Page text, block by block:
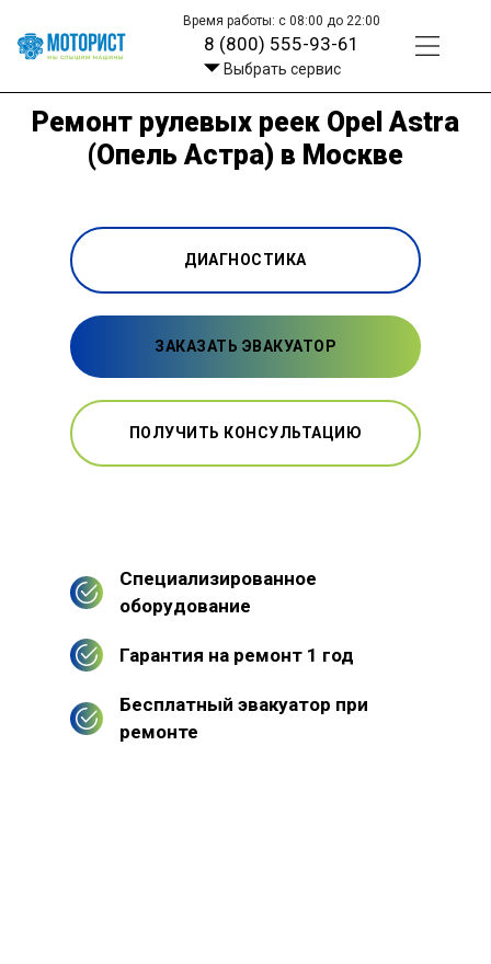
Время работы: с 08:00 до 22:00
8 (800) 555-93-61
Выбрать сервис
Ремонт рулевых реек Opel Astra
(Опель Астра) в Москве
ДИАГНОСТИКА
ЗАКАЗАТЬ ЭВАКУАТОР
ПОЛУЧИТЬ КОНСУЛЬТАЦИЮ
Специализированное
оборудование
Гарантия на ремонт 1 год
Бесплатный эвакуатор при
ремонте